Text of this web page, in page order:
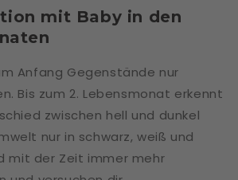
mit Baby in den
Anfang Gegenstände nur
Bis zum 2. Lebensmonat erkennt
zwischen hell und dunkel
nur in schwarz, weiß und
mit der Zeit immer mehr